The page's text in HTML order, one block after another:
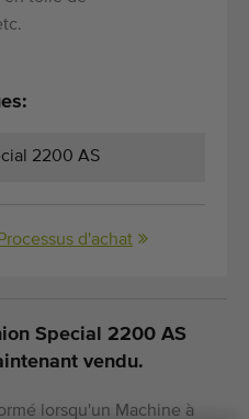
2200 AS
Processus d'achat
Special 2200 AS
vendu.
lorsqu'un Machine à